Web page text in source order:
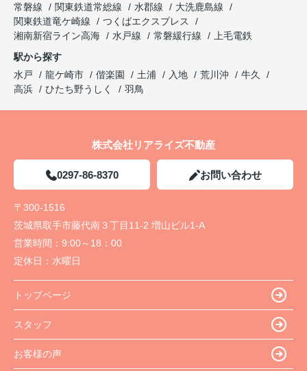
常磐線
関東鉄道常総線 水郡線
大洗鹿島線
関東鉄道竜ケ崎線
つくばエクスプレス
湘南新宿ライン高海
水戸線 常磐緩行線
上毛電鉄
駅から探す
水戸
龍ケ崎市 偕楽園 土浦 入地 荒川沖
牛久
高浜
ひたち野うしく 羽鳥
株式会社リアライズ不動産
0297-86-8370 お問い合わせ
〒300-1516
茨城県取手市藤代南３丁目11-2 増山ビル1-A
営業時間： 9:00～18：00
定休日： 水曜日
トップページ
スタッフ
お客様の声